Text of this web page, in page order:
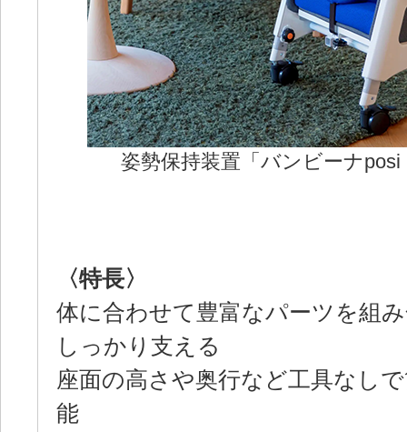
姿勢保持装置「バンビーナ
〈特長〉
体に合わせて豊富なパーツを組
しっかり支える
座面の高さや奥行など工具なし
能